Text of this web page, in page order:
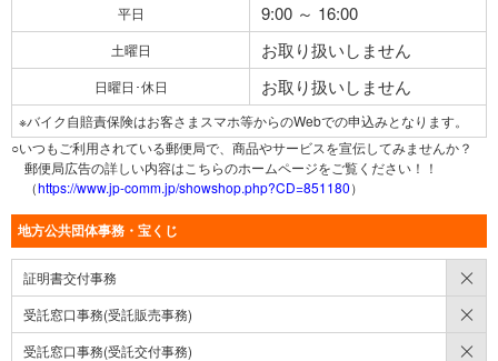
平日 9:00 ～ 16:00
土曜日 お取り扱いしません
日曜日･休日 お取り扱いしません
※バイク自賠責保険はお客さまスマホ等からのWebでの申込みとなります。
○いつもご利用されている郵便局で、商品やサービスを宣伝してみませんか？
郵便局広告の詳しい内容はこちらのホームページをご覧ください！！
（https://www.jp-comm.jp/showshop.php?CD=851180）
地方公共団体事務・宝くじ
証明書交付事務
受託窓口事務(受託販売事務)
受託窓口事務(受託交付事務)